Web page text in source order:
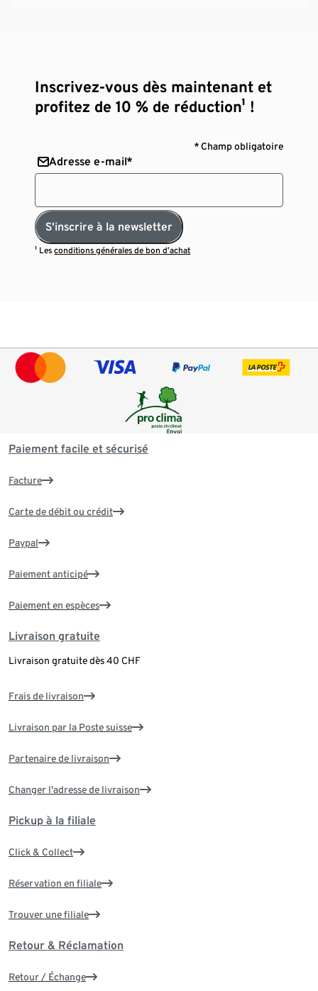
Inscrivez-vous dès maintenant et
profitez de 10 % de réduction¹ !
* Champ obligatoire
Adresse e-mail*
S'inscrire à la newsletter
¹ Lesconditions générales de bon d’achat
Paiement facile et sécurisé
Facture
Carte de débit ou crédit
Paypal
Paiement anticipé
Paiement en espèces
Livraison gratuite
Livraison gratuite dès 40 CHF
Frais de livraison
Livraison par la Poste suisse
Partenaire de livraison
Changer l'adresse de livraison
Pickup à la filiale
Click & Collect
Réservation en filiale
Trouver une filiale
Retour & Réclamation
Retour / Échange